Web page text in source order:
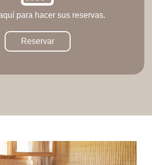
para hacer sus reservas.
Reservar